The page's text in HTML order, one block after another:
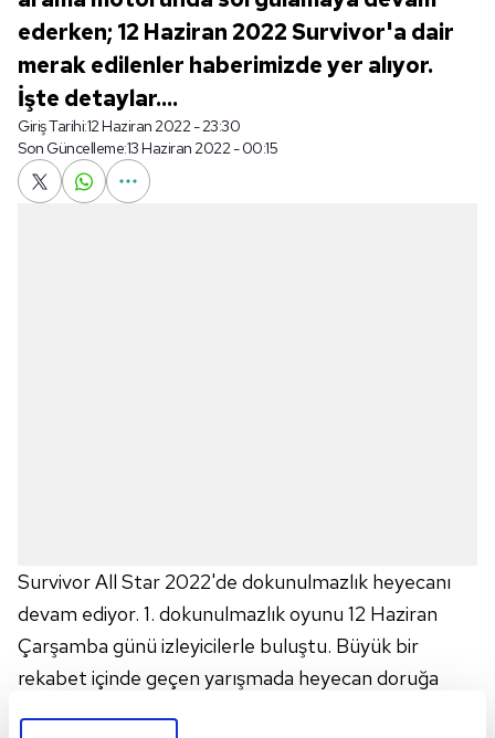
ederken; 12 Haziran 2022 Survivor'a dair
merak edilenler haberimizde yer alıyor.
İşte detaylar....
Giriş Tarihi:12 Haziran 2022 - 23:30
Son Güncelleme:13 Haziran 2022 - 00:15
Survivor All Star 2022'de dokunulmazlık heyecanı
devam ediyor. 1. dokunulmazlık oyunu 12 Haziran
Çarşamba günü izleyicilerle buluştu. Büyük bir
rekabet içinde geçen yarışmada heyecan doruğa